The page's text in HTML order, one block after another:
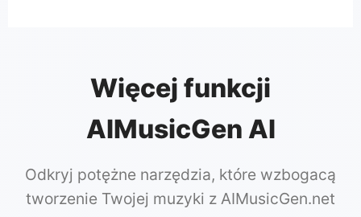
Więcej funkcji
AIMusicGen AI
Odkryj potężne narzędzia, które wzbogacą
tworzenie Twojej muzyki z AIMusicGen.net